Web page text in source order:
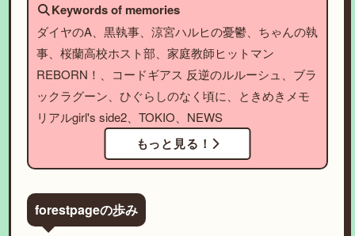
Keywords of memories
ダイヤのA、黒執事、涼宮ハルヒの憂鬱、ちゃんの執
事、桜蘭高校ホスト部、家庭教師ヒットマン
REBORN！、コードギアス 反逆のルルーシュ、ブラ
ックラグーン、ひぐらしのなく頃に、ときめきメモ
リアルgirl's side2、TOKIO、NEWS
もっと見る！
forestpageの歩み